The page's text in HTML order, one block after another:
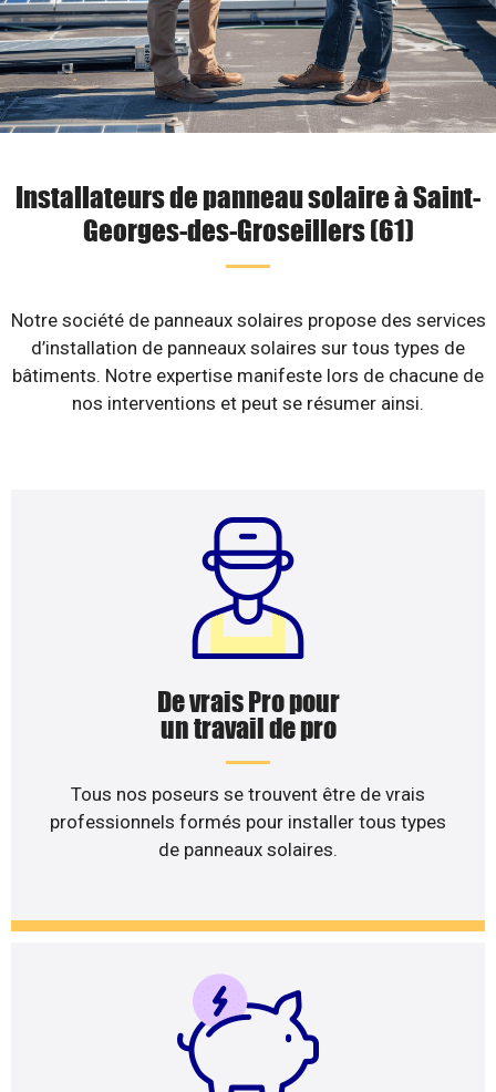
Installateurs de panneau solaire à Saint-
Georges-des-Groseillers (61)
Notre société de panneaux solaires propose des services
d’installation de panneaux solaires sur tous types de
bâtiments. Notre expertise manifeste lors de chacune de
nos interventions et peut se résumer ainsi.
De vrais Pro pour
un travail de pro
Tous nos poseurs se trouvent être de vrais
professionnels formés pour installer tous types
de panneaux solaires.